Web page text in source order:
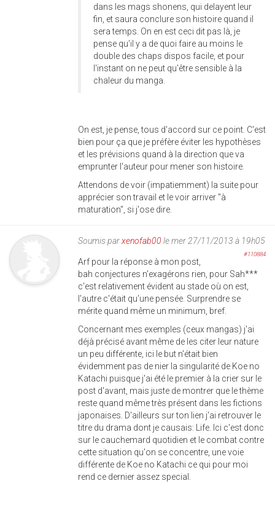
dans les mags shonens, qui delayent leur
fin, et saura conclure son histoire quand il
sera temps. On en est ceci dit pas là, je
pense qu'il y a de quoi faire au moins le
double des chaps dispos facile, et pour
l'instant on ne peut qu'être sensible à la
chaleur du manga.
On est, je pense, tous d'accord sur ce point. C'est
bien pour ça que je préfère éviter les hypothèses
et les prévisions quand à la direction que va
emprunter l'auteur pour mener son histoire.
Attendons de voir (impatiemment) la suite pour
apprécier son travail et le voir arriver "à
maturation", si j'ose dire.
Soumis parxenofab00 le mer 27/11/2013 à 19h05
#110884
Arf pour la réponse à mon post,
bah conjectures n'exagérons rien, pour Sah***
c'est relativement évident au stade où on est,
l'autre c'était qu'une pensée. Surprendre se
mérite quand même un minimum, bref.
Concernant mes exemples (ceux mangas) j'ai
déjà précisé avant même de les citer leur nature
un peu différente, ici le but n'était bien
évidemment pas de nier la singularité de Koe no
Katachi puisque j'ai été le premier à la crier sur le
post d'avant, mais juste de montrer que le thème
reste quand même très présent dans les fictions
japonaises. D'ailleurs sur ton lien j'ai retrouver le
titre du drama dont je causais: Life. Ici c'est donc
sur le cauchemard quotidien et le combat contre
cette situation qu'on se concentre, une voie
différente de Koe no Katachi ce qui pour moi
rend ce dernier assez special.